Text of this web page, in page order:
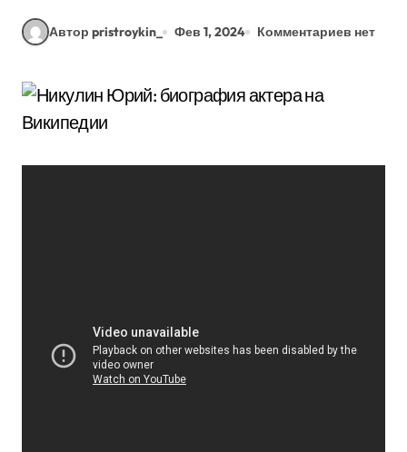
Автор pristroykin_ Фев 1, 2024 Комментариев нет